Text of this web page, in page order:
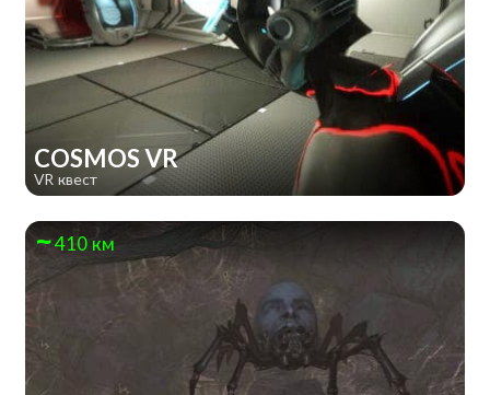
COSMOS VR
VR квест
410 км